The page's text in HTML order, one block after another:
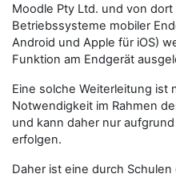
Moodle Pty Ltd. und von
Betriebssysteme mobiler
Android und Apple für iOS)
Funktion am Endgerät
Eine solche Weiterleitung ist
Notwendigkeit im Rahmen
und kann daher nur
erfolgen.
Daher ist eine durch